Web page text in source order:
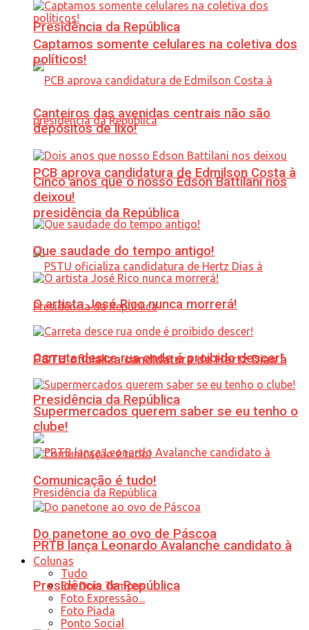
Presidência da República
PCB aprova candidatura de Edmilson Costa à
presidência da República
PSTU oficializa candidatura de Hertz Dias à
Presidência da República
PRTB lança Leonardo Avalanche candidato à
Presidência da República
Captamos somente celulares na coletiva dos
políticos!
Canteiros das avenidas centrais não são
depósitos de lixo!
Cinco anos que o nosso Edson Battilani nos
deixou!
Que saudade do tempo antigo!
O artista José Rico nunca morrerá!
Carreta desce rua onde é proibido descer!
Supermercados querem saber se eu tenho o
clube!
Comunicação é tudo!
Do panetone ao ovo de Páscoa
Colunas
Tudo
Em Dois Tempos
Foto Expressão...
Foto Piada
Ponto Social